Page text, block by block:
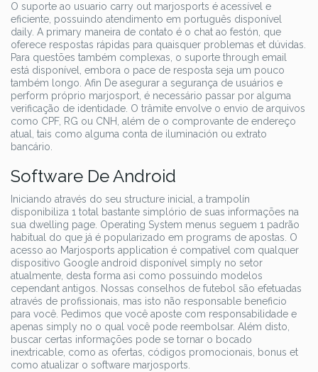
O suporte ao usuario carry out marjosports é acessível e
eficiente, possuindo atendimento em português disponível
daily. A primary maneira de contato é o chat ao festón, que
oferece respostas rápidas para quaisquer problemas et dúvidas.
Para questões também complexas, o suporte through email
está disponível, embora o pace de resposta seja um pouco
também longo. Afin De asegurar a segurança de usuários e
perform próprio marjosport, é necessário passar por alguma
verificação de identidade. O trâmite envolve o envio de arquivos
como CPF, RG ou CNH, além de o comprovante de endereço
atual, tais como alguma conta de iluminación ou extrato
bancário.
Software De Android
Iniciando através do seu structure inicial, a trampolín
disponibiliza 1 total bastante simplório de suas informações na
sua dwelling page. Operating System menus seguem 1 padrão
habitual do que já é popularizado em programs de apostas. O
acesso ao Marjosports application é compatível com qualquer
dispositivo Google android disponível simply no setor
atualmente, desta forma asi como possuindo modelos
cependant antigos. Nossas conselhos de futebol são efetuadas
através de profissionais, mas isto não responsable beneficio
para você. Pedimos que você aposte com responsabilidade e
apenas simply no o qual você pode reembolsar. Além disto,
buscar certas informações pode se tornar o bocado
inextricable, como as ofertas, códigos promocionais, bonus et
como atualizar o software marjosports.